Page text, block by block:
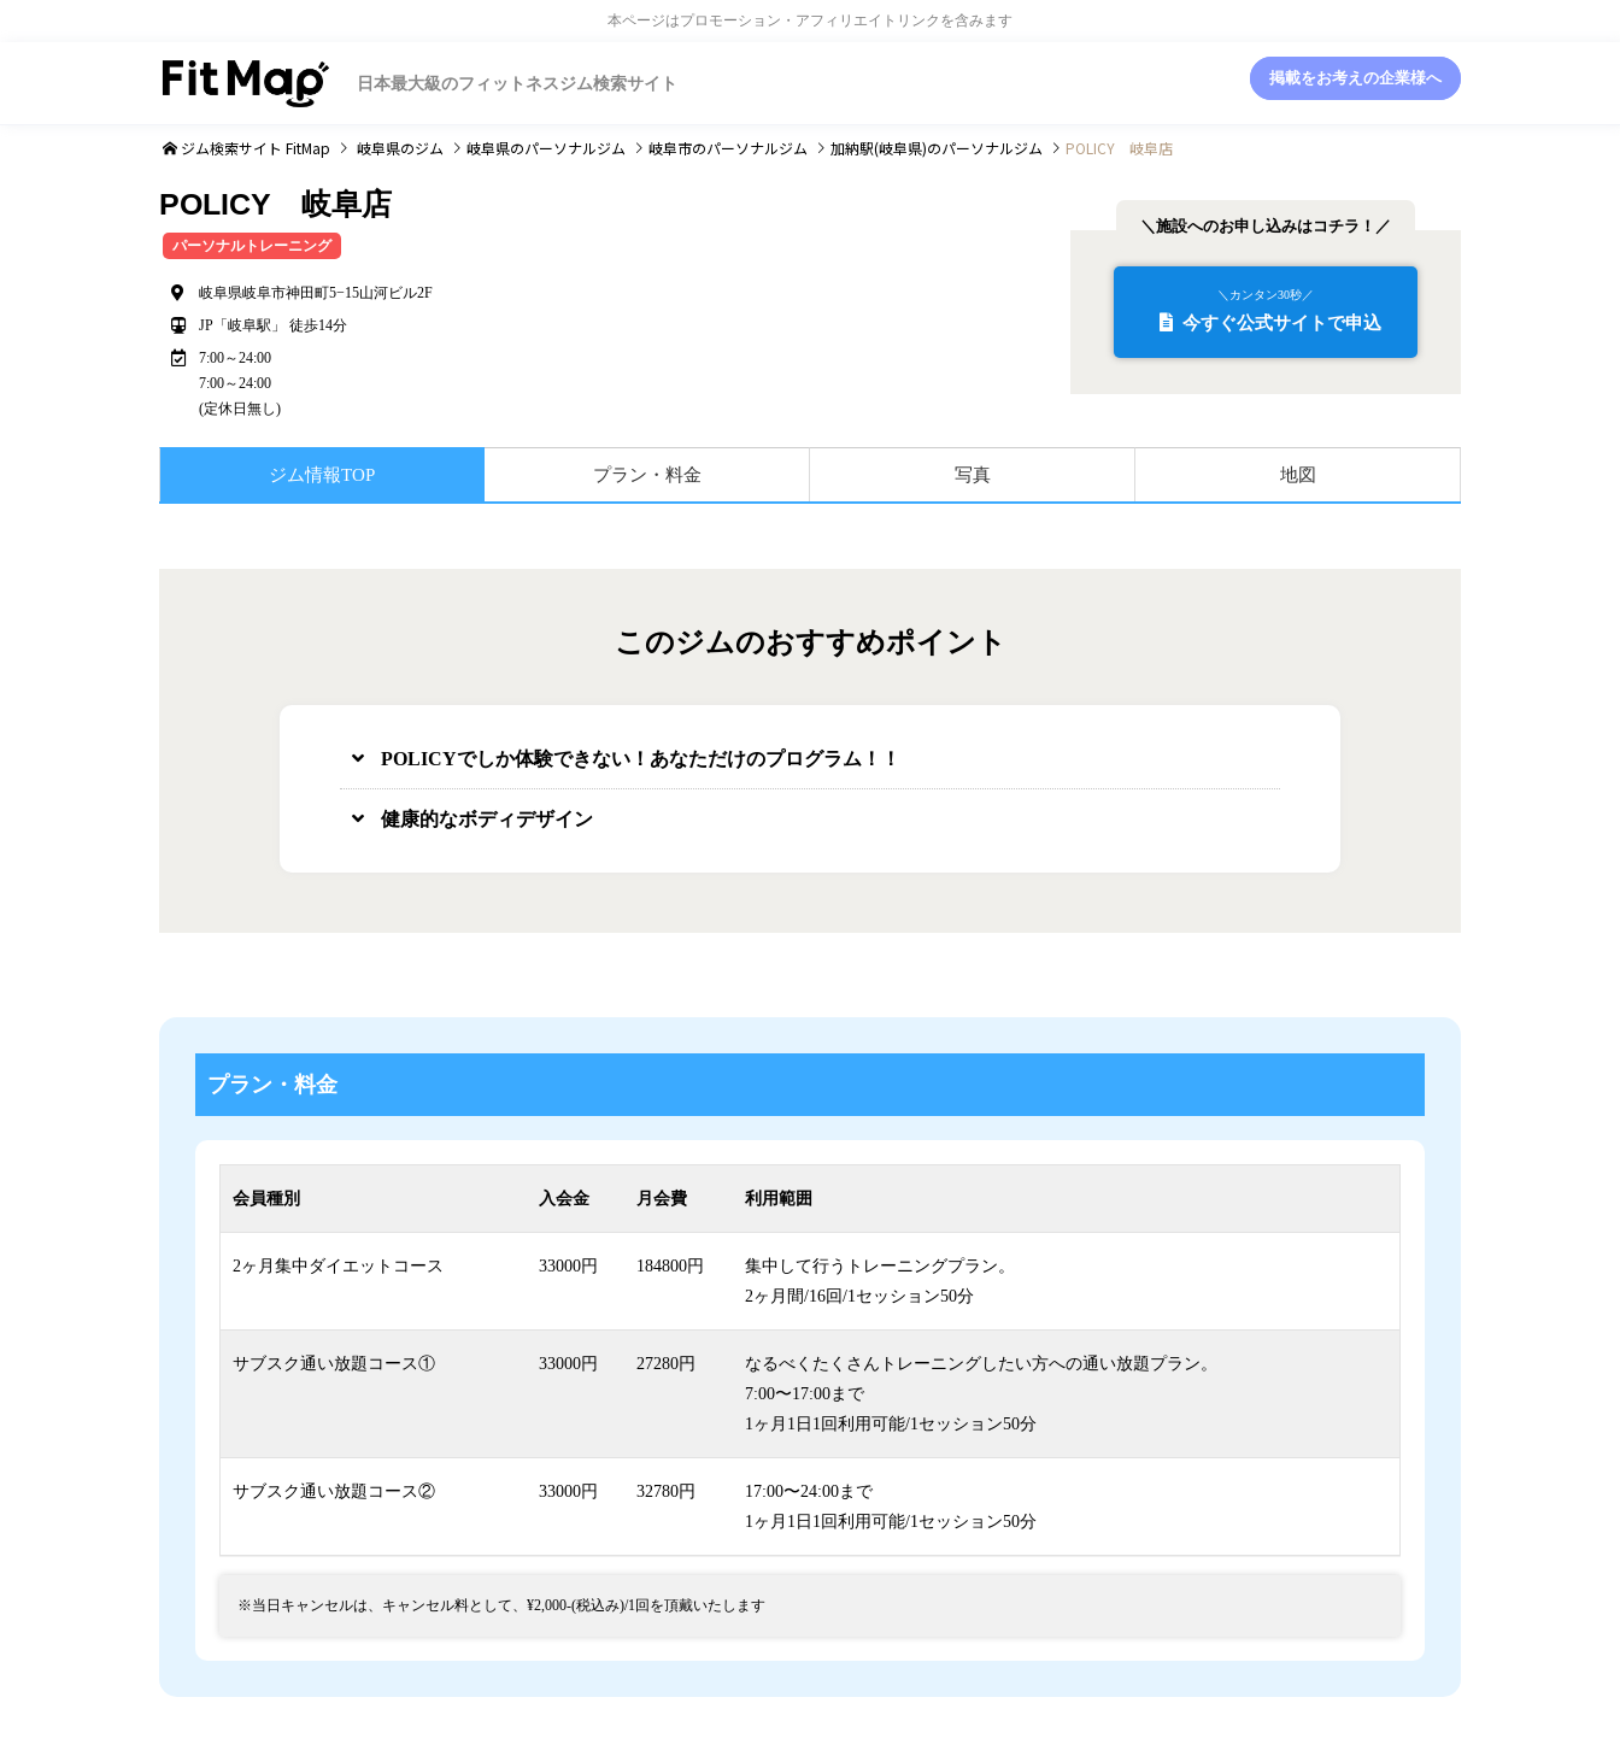
本ページはプロモーション・アフィリエイトリンクを含みます
日本最大級のフィットネスジム検索サイト 掲載をお考えの企業様へ
ジム検索サイト FitMap 岐阜県のジム 岐阜県のパーソナルジム 岐阜市のパーソナルジム 加納駅(岐阜県)のパーソナルジム POLICY 岐阜店
POLICY 岐阜店
パーソナルトレーニング
岐阜県岐阜市神田町5−15山河ビル2F
JP「岐阜駅」 徒歩14分
7:00～24:00
7:00～24:00
(定休日無し)
＼施設へのお申し込みはコチラ！／
＼カンタン30秒／
今すぐ公式サイトで申込
ジム情報TOP プラン・料金 写真 地図
このジムのおすすめポイント
POLICYでしか体験できない！あなただけのプログラム！！
健康的なボディデザイン
プラン・料金
会員種別 入会金 月会費 利用範囲
2ヶ月集中ダイエットコース 33000円 184800円
集中して行うトレーニングプラン。
2ヶ月間/16回/1セッション50分
サブスク通い放題コース① 33000円 27280円
なるべくたくさんトレーニングしたい方への通い放題プラン。
7:00〜17:00まで
1ヶ月1日1回利用可能/1セッション50分
サブスク通い放題コース② 33000円 32780円
17:00〜24:00まで
1ヶ月1日1回利用可能/1セッション50分
※当日キャンセルは、キャンセル料として、¥2,000-(税込み)/1回を頂戴いたします